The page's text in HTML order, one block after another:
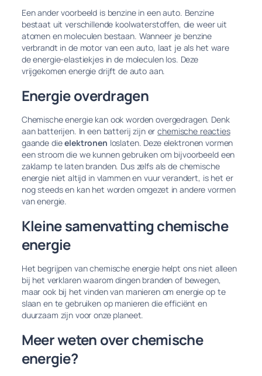
Een ander voorbeeld is benzine in een auto. Benzine
bestaat uit verschillende koolwaterstoffen, die weer uit
atomen en moleculen bestaan. Wanneer je benzine
verbrandt in de motor van een auto, laat je als het ware
de energie-elastiekjes in de moleculen los. Deze
vrijgekomen energie drijft de auto aan.
Energie overdragen
Chemische energie kan ook worden overgedragen. Denk
aan batterijen. In een batterij zijn erchemische reacties
gaande dieelektronen loslaten. Deze elektronen vormen
een stroom die we kunnen gebruiken om bijvoorbeeld een
zaklamp te laten branden. Dus zelfs als de chemische
energie niet altijd in vlammen en vuur verandert, is het er
nog steeds en kan het worden omgezet in andere vormen
van energie.
Kleine samenvatting chemische
energie
Het begrijpen van chemische energie helpt ons niet alleen
bij het verklaren waarom dingen branden of bewegen,
maar ook bij het vinden van manieren om energie op te
slaan en te gebruiken op manieren die efficiënt en
duurzaam zijn voor onze planeet.
Meer weten over chemische
energie?